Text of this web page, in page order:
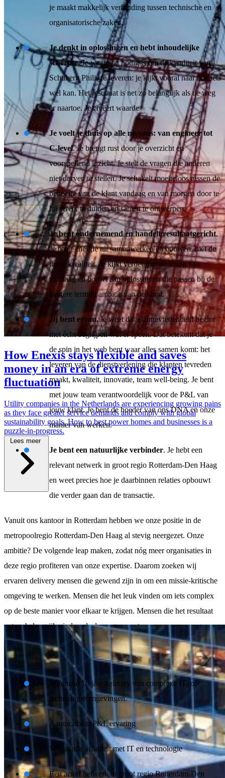
je maakt makkelijk verbinding tussen technische en
organisatorische zaken.
Je denkt in oplossingen en hebt inhoudelijke
scherpte. Je weet wat nodig is om de kwaliteit van
Schuberg Philis te leveren: je kijkt vooral naar hoe iets
wel kan. Het resultaat is net zo belangrijk als de weg
er naartoe. Je creëert waarde
Je voelt je thuis op alle niveaus: van engineer tot
C-level. Je brengt rust door je overzicht en
voorspellend inzicht. Je stelt de vragen die anderen
niet durven te stellen. Je schakelt moeiteloos tussen de
behoefte van de klant vandaag en van morgen door te
luisteren, te duiden en samen te ontwerpen.
Je bent ondernemend en handelt resultaatgericht.
Je haalt energie uit samenwerken en bouwen, met de
juiste kwaliteit. Je kijkt verder dan de vraag van
vandaag en bouwt aan oplossingen die passen bij de
langere termijn ambitie van de klant.
Jij bent ervan.Je weet dat klanttevredenheid begint
met écht begrijpen wat er speelt. Dat betekent dat je
de spin in het web bent waar alles samen komt: het
leveren van de dienstverlening die klanten tevreden
maakt, kwaliteit, innovatie, team well-being. Je bent
met jouw team verantwoordelijk voor de P&L van
jouw klant. Je bent de hoeder van ons DNA en onze
manier van werken.
Je bent een natuurlijke verbinder. Je hebt een
relevant netwerk in groot regio Rotterdam-Den Haag
en weet precies hoe je daarbinnen relaties opbouwt
die verder gaan dan de transactie.
Vanuit ons kantoor in Rotterdam hebben we onze positie in de
metropoolregio Rotterdam-Den Haag al stevig neergezet. Onze
ambitie? De volgende leap maken, zodat nóg meer organisaties in
deze regio profiteren van onze expertise. Daarom zoeken wij
ervaren delivery mensen die gewend zijn in om een missie-kritische
omgeving te werken. Mensen die het leuk vinden om iets complex
op de beste manier voor elkaar te krijgen. Mensen die het resultaat
net zo belangrijk vinden als de weg ernaartoe.
Wat je meeneemt
Minimaal 10 jaar delivery van complexe IT- of
technologieomgevingen.
Aantoonbaar P&L ervaring
Vergaande affiniteit met IT en technologie
Een actief netwerk in groot regio Rotterdam-Den
How Enexis stays flexible and saves
money in an era of extreme energy
fluctuation
Utility companies in the Netherlands are experiencing growing pains
as they face greater service demands and comply with global
sustainability goals. How to best power homes and businesses is a
puzzle-in-progress.
Lees meer